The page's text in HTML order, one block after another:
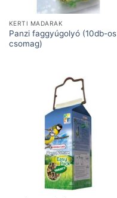
KERTI MADARAK
Panzi faggyúgolyó (10db-os
csomag)